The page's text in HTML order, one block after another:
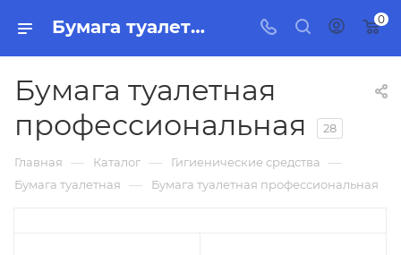
Бумага туалетная профессиональная, бытовая химия, товары для уборки для дома и офиса. Интернет-магазин Торг Групп 0
Бумага туалетная
профессиональная
28
Главная — Каталог — Гигиенические средства —
Бумага туалетная — Бумага туалетная профессиональная